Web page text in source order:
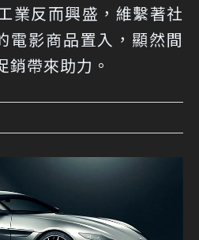
業反而興盛，維繫著社
電影商品置入，顯然間
銷帶來助力。